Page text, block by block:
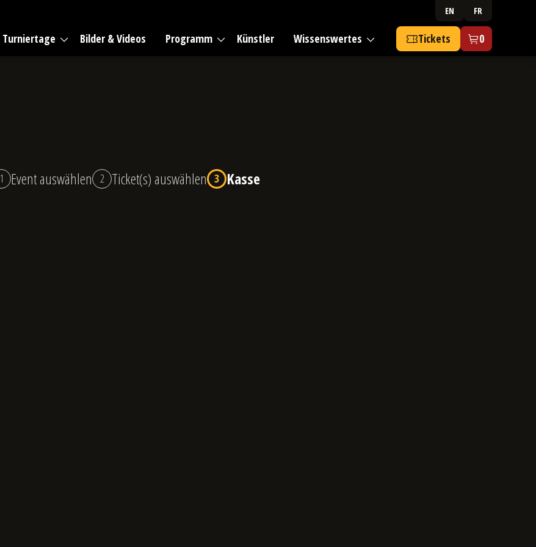
Turniertage Bilder & Videos Programm Künstler Wissenswertes
EN FR
Tickets 0
1 Event auswählen 2 Ticket(s) auswählen 3 Kasse